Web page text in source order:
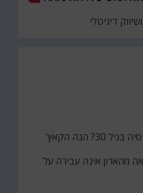
דיגיטלי
הנה הקאץ'
מהארון אינה עבירה על